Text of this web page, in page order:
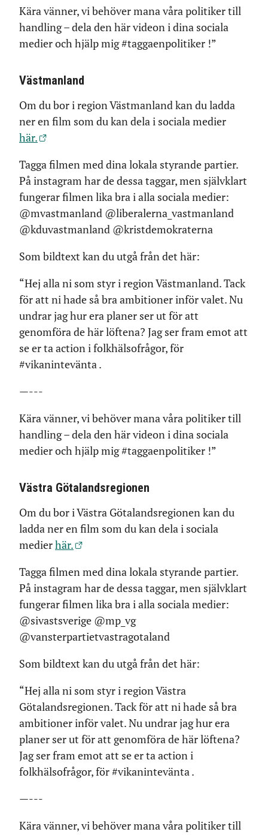
Kära vänner, vi behöver mana våra politiker till
handling – dela den här videon i dina sociala
medier och hjälp mig #taggaenpolitiker !”
Västmanland
Om du bor i region Västmanland kan du ladda
ner en film som du kan dela i sociala medier
här.
Tagga filmen med dina lokala styrande partier.
På instagram har de dessa taggar, men självklart
fungerar filmen lika bra i alla sociala medier:
@mvastmanland @liberalerna_vastmanland
@kduvastmanland @kristdemokraterna
Som bildtext kan du utgå från det här:
“Hej alla ni som styr i region Västmanland. Tack
för att ni hade så bra ambitioner inför valet. Nu
undrar jag hur era planer ser ut för att
genomföra de här löftena? Jag ser fram emot att
se er ta action i folkhälsofrågor, för
#vikanintevänta .
—---
Kära vänner, vi behöver mana våra politiker till
handling – dela den här videon i dina sociala
medier och hjälp mig #taggaenpolitiker !”
Västra Götalandsregionen
Om du bor i Västra Götalandsregionen kan du
ladda ner en film som du kan dela i sociala
medierhär.
Tagga filmen med dina lokala styrande partier.
På instagram har de dessa taggar, men självklart
fungerar filmen lika bra i alla sociala medier:
@sivastsverige @mp_vg
@vansterpartietvastragotaland
Som bildtext kan du utgå från det här:
“Hej alla ni som styr i region Västra
Götalandsregionen. Tack för att ni hade så bra
ambitioner inför valet. Nu undrar jag hur era
planer ser ut för att genomföra de här löftena?
Jag ser fram emot att se er ta action i
folkhälsofrågor, för #vikanintevänta .
—---
Kära vänner, vi behöver mana våra politiker till